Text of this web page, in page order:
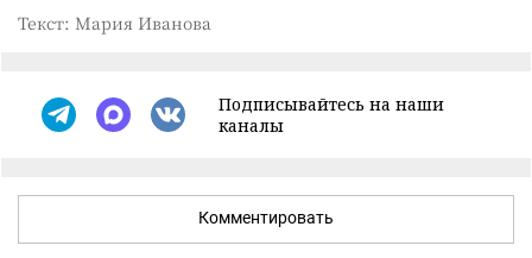
Текст: Мария Иванова
Подписывайтесь на наши
каналы
Комментировать